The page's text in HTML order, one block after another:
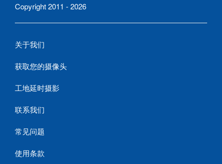
Copyright 2011 - 2026
关于我们
获取您的摄像头
工地延时摄影
联系我们
常见问题
使用条款